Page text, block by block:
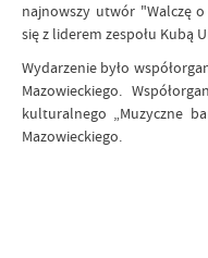
najnowszy utwór "Walczę
się z liderem zespołu Kubą
Wydarzenie było
Mazowieckiego.
kulturalnego „Muzyczne
Mazowieckiego.